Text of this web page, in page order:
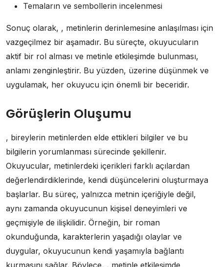
Temaların ve sembollerin incelenmesi
Sonuç olarak, , metinlerin derinlemesine anlaşılması için
vazgeçilmez bir aşamadır. Bu süreçte, okuyucuların
aktif bir rol alması ve metinle etkileşimde bulunması,
anlamı zenginleştirir. Bu yüzden, üzerine düşünmek ve
uygulamak, her okuyucu için önemli bir beceridir.
Görüşlerin Oluşumu
, bireylerin metinlerden elde ettikleri bilgiler ve bu
bilgilerin yorumlanması sürecinde şekillenir.
Okuyucular, metinlerdeki içerikleri farklı açılardan
değerlendirdiklerinde, kendi düşüncelerini oluşturmaya
başlarlar. Bu süreç, yalnızca metnin içeriğiyle değil,
aynı zamanda okuyucunun kişisel deneyimleri ve
geçmişiyle de ilişkilidir. Örneğin, bir roman
okunduğunda, karakterlerin yaşadığı olaylar ve
duygular, okuyucunun kendi yaşamıyla bağlantı
kurmasını sağlar. Böylece, , metinle etkileşimde